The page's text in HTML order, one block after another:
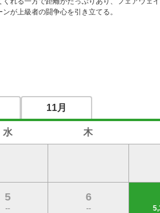
が上級者の闘争心を引き立てる。
11月
水 木
5
--
6
--